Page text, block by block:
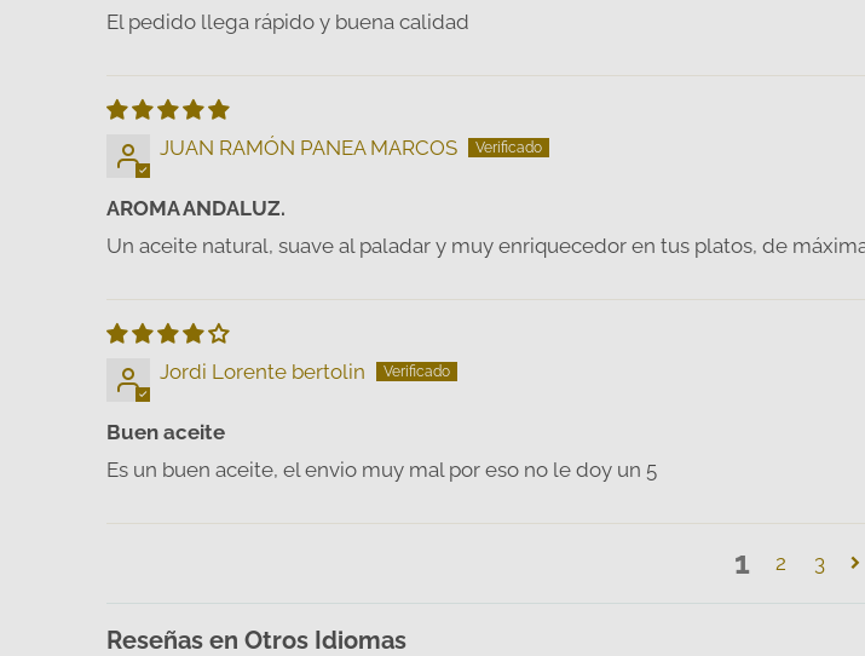
El pedido llega rápido y buena calidad
JUAN RAMÓN PANEA MARCOS
AROMA ANDALUZ.
Un aceite natural, suave al paladar y muy enriquecedor en tus platos, de
Jordi Lorente bertolin
Buen aceite
Es un buen aceite, el envio muy mal por eso no le doy un 5
1 2 3
Reseñas en Otros Idiomas